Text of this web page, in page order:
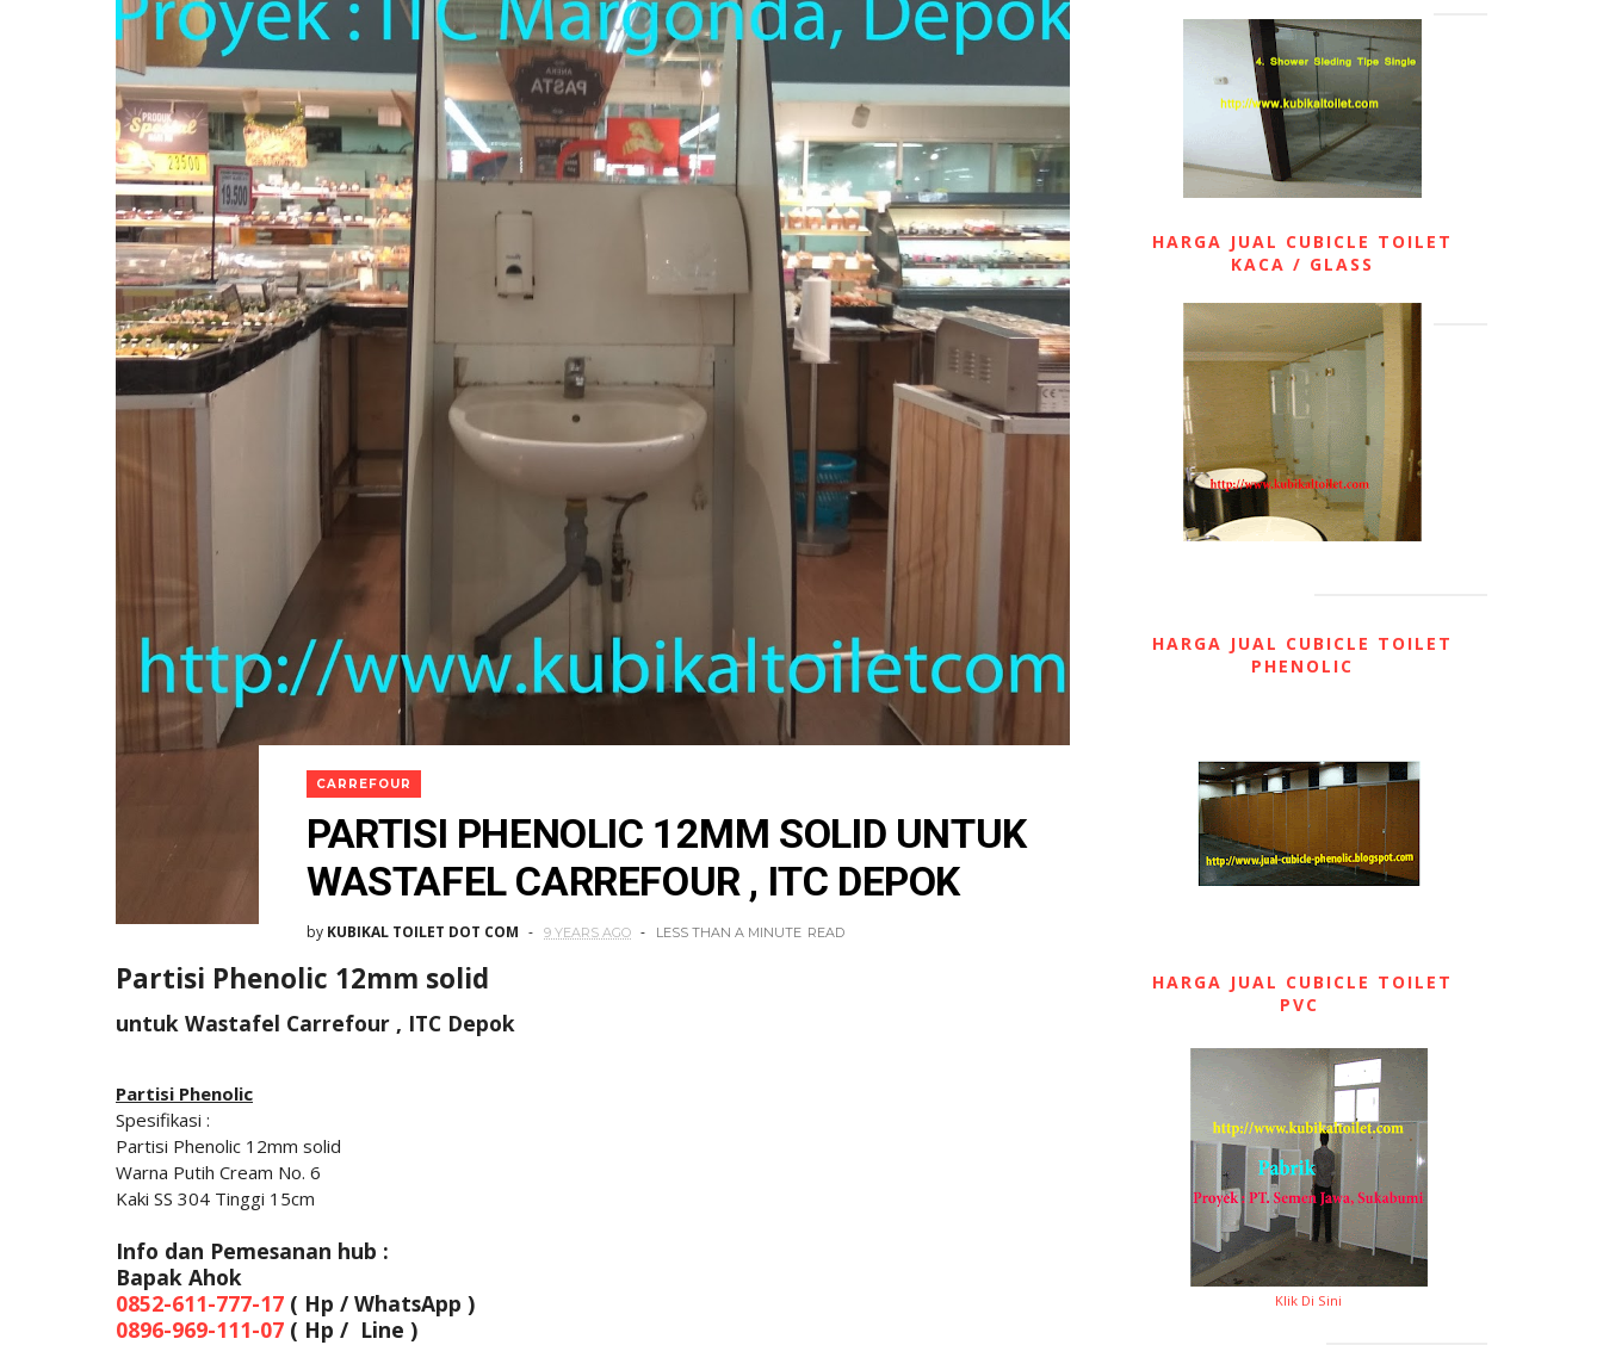
CARREFOUR
PARTISI PHENOLIC 12MM SOLID UNTUK
WASTAFEL CARREFOUR , ITC DEPOK
by KUBIKAL TOILET DOT COM 9 YEARS AGO LESS THAN A MINUTE READ
Partisi Phenolic 12mm solid
untuk Wastafel Carrefour , ITC Depok
Partisi Phenolic
Spesifikasi :
Partisi Phenolic 12mm solid
Warna Putih Cream No. 6
Kaki SS 304 Tinggi 15cm
Info dan Pemesanan hub :
Bapak Ahok
0852-611-777-17 ( Hp / WhatsApp )
0896-969-111-07 ( Hp / Line )
HARGA JUAL CUBICLE TOILET
KACA / GLASS
HARGA JUAL CUBICLE TOILET
PHENOLIC
HARGA JUAL CUBICLE TOILET
PVC
Klik Di Sini